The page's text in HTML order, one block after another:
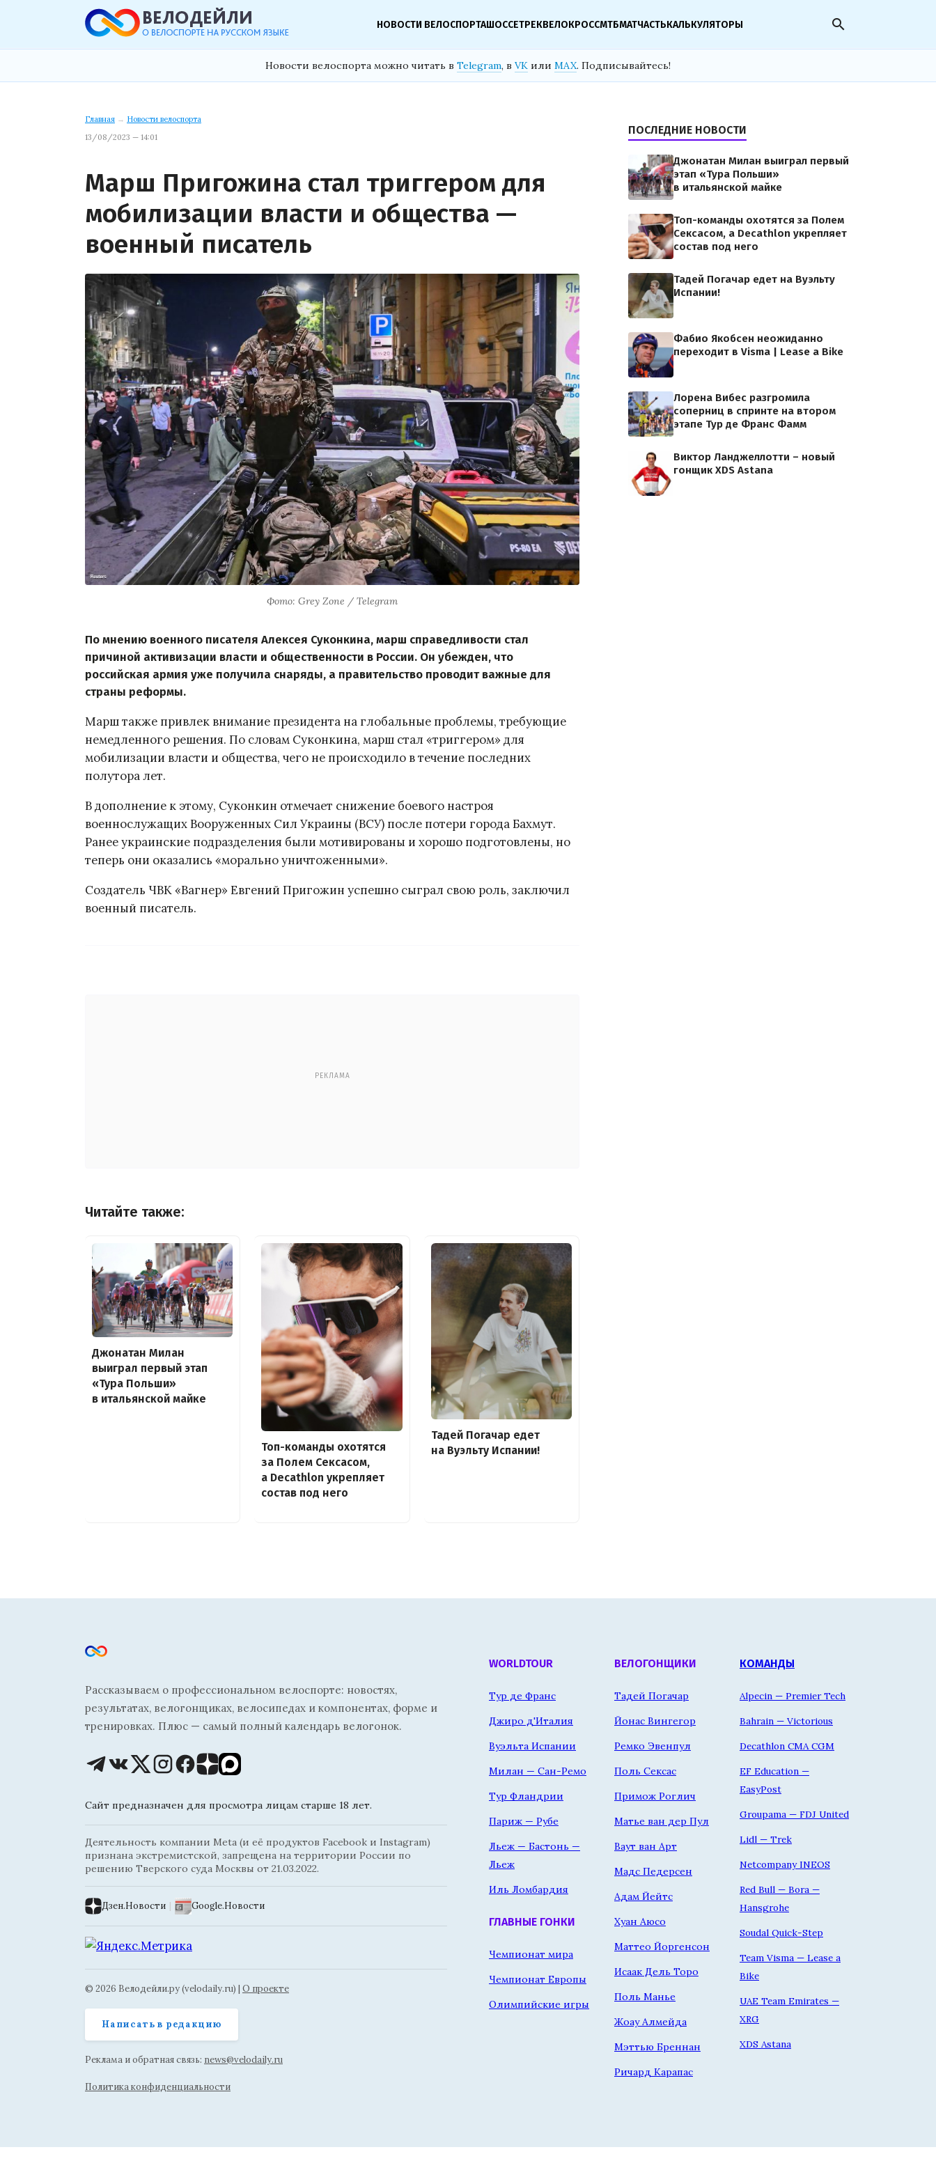
НОВОСТИ ВЕЛОСПОРТАШОССЕТРЕКВЕЛОКРОССМТБМАТЧАСТЬКАЛЬКУЛЯТОРЫ search
Новости велоспорта можно читать в Telegram, в VK или MAX. Подписывайтесь!
Главная → Новости велоспорта
13/08/2023 — 14:01
Марш Пригожина стал триггером для
мобилизации власти и общества —
военный писатель
Фото: Grey Zone / Telegram
По мнению военного писателя Алексея Суконкина, марш справедливости стал
причиной активизации власти и общественности в России. Он убежден, что
российская армия уже получила снаряды, а правительство проводит важные для
страны реформы.
Марш также привлек внимание президента на глобальные проблемы, требующие
немедленного решения. По словам Суконкина, марш стал «триггером» для
мобилизации власти и общества, чего не происходило в течение последних
полутора лет.
В дополнение к этому, Суконкин отмечает снижение боевого настроя
военнослужащих Вооруженных Сил Украины (ВСУ) после потери города Бахмут.
Ранее украинские подразделения были мотивированы и хорошо подготовлены, но
теперь они оказались «морально уничтоженными».
Создатель ЧВК «Вагнер» Евгений Пригожин успешно сыграл свою роль, заключил
военный писатель.
РЕКЛАМА
Читайте также:
Джонатан Милан
выиграл первый этап
«Тура Польши»
в итальянской майке
Топ-команды охотятся
за Полем Сексасом,
а Decathlon укрепляет
состав под него
Тадей Погачар едет
на Вуэльту Испании!
ПОСЛЕДНИЕ НОВОСТИ
Джонатан Милан выиграл первый
этап «Тура Польши»
в итальянской майке
Топ-команды охотятся за Полем
Сексасом, а Decathlon укрепляет
состав под него
Тадей Погачар едет на Вуэльту
Испании!
Фабио Якобсен неожиданно
переходит в Visma | Lease a Bike
Лорена Вибес разгромила
соперниц в спринте на втором
этапе Тур де Франс Фамм
Виктор Ланджеллотти – новый
гонщик XDS Astana
Рассказываем о профессиональном велоспорте: новостях,
результатах, велогонщиках, велосипедах и компонентах, форме и
тренировках. Плюс — самый полный календарь велогонок.
Сайт предназначен для просмотра лицам старше 18 лет.
Деятельность компании Meta (и её продуктов Facebook и Instagram)
признана экстремистской, запрещена на территории России по
решению Тверского суда Москвы от 21.03.2022.
Дзен.Новости | Google.Новости
© 2026 Велодейли.ру (velodaily.ru) | О проекте
Написать в редакцию
Реклама и обратная связь: news@velodaily.ru
Политика конфиденциальности
WORLDTOUR
Тур де Франс
Джиро д'Италия
Вуэльта Испании
Милан — Сан-Ремо
Тур Фландрии
Париж — Рубе
Льеж — Бастонь —
Льеж
Иль Ломбардия
ГЛАВНЫЕ ГОНКИ
Чемпионат мира
Чемпионат Европы
Олимпийские игры
ВЕЛОГОНЩИКИ
Тадей Погачар
Йонас Вингегор
Ремко Эвенпул
Поль Сексас
Примож Роглич
Матье ван дер Пул
Ваут ван Арт
Мадс Педерсен
Адам Йейтс
Хуан Аюсо
Маттео Йоргенсон
Исаак Дель Торо
Поль Манье
Жоау Алмейда
Мэттью Бреннан
Ричард Карапас
КОМАНДЫ
Alpecin — Premier Tech
Bahrain — Victorious
Decathlon CMA CGM
EF Education —
EasyPost
Groupama — FDJ United
Lidl — Trek
Netcompany INEOS
Red Bull — Bora —
Hansgrohe
Soudal Quick-Step
Team Visma — Lease a
Bike
UAE Team Emirates —
XRG
XDS Astana